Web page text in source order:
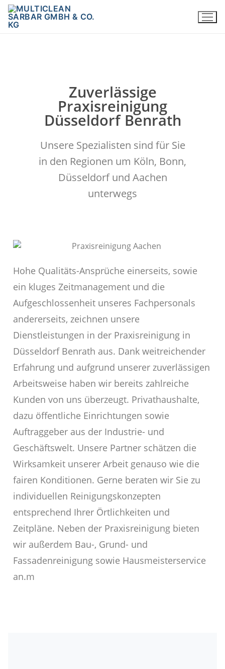
Zuverlässige
Praxisreinigung
Düsseldorf Benrath
Unsere Spezialisten sind für Sie
in den Regionen um Köln, Bonn,
Düsseldorf und Aachen
unterwegs
Hohe Qualitäts-Ansprüche einerseits, sowie
ein kluges Zeitmanagement und die
Aufgeschlossenheit unseres Fachpersonals
andererseits, zeichnen unsere
Dienstleistungen in der Praxisreinigung in
Düsseldorf Benrath aus. Dank weitreichender
Erfahrung und aufgrund unserer zuverlässigen
Arbeitsweise haben wir bereits zahlreiche
Kunden von uns überzeugt. Privathaushalte,
dazu öffentliche Einrichtungen sowie
Auftraggeber aus der Industrie- und
Geschäftswelt. Unsere Partner schätzen die
Wirksamkeit unserer Arbeit genauso wie die
fairen Konditionen. Gerne beraten wir Sie zu
individuellen Reinigungskonzepten
entsprechend Ihrer Örtlichkeiten und
Zeitpläne. Neben der Praxisreinigung bieten
wir außerdem Bau-, Grund- und
Fassadenreinigung sowie Hausmeisterservice
an.m